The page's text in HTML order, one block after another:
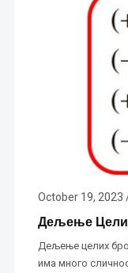
October 19, 2023
Дељење
Дељење целих
има много